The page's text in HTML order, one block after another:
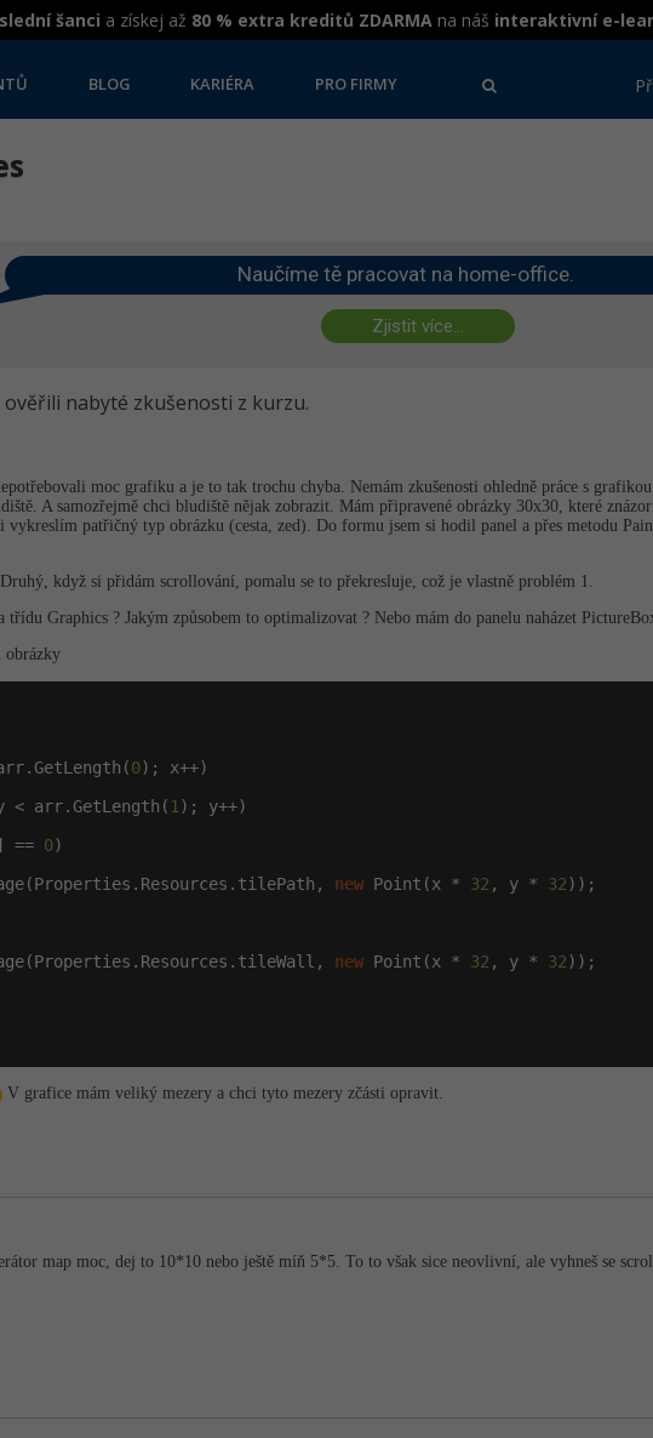
šanci a získej až 80 % extra kreditů ZDARMA na náš interaktivní e-
BLOG KARIÉRA PRO FIRMY
Naučíme tě pracovat na home-office.
Zjistit více...
ověřili nabyté zkušenosti z kurzu.
moc grafiku a je to tak trochu chyba. Nemám zkušenosti ohledně práce s
A samozřejmě chci bludiště nějak zobrazit. Mám připravené obrázky 30x30, které
patřičný typ obrázku (cesta, zed). Do formu jsem si hodil panel a přes metodu
když si přidám scrollování, pomalu se to překresluje, což je vlastně problém 1.
třídu Graphics ? Jakým způsobem to optimalizovat ? Nebo mám do panelu naházet
obrázky
0); x++)
< arr.GetLength( 1 ); y++)
== 0)
new Point(x * 32 , y * 32));
new Point(x * 32 , y * 32));
V grafice mám veliký mezery a chci tyto mezery zčásti opravit.
map moc, dej to 10*10 nebo ještě míň 5*5. To to však sice neovlivní, ale vyhneš se